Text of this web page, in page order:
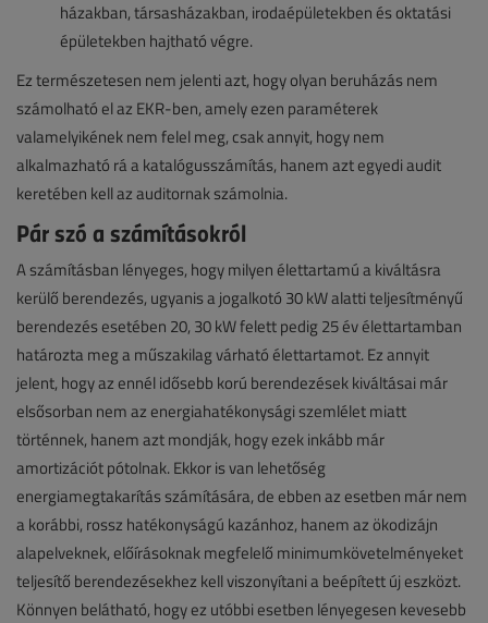
házakban, társasházakban, irodaépületekben és oktatási
épületekben hajtható végre.
Ez természetesen nem jelenti azt, hogy olyan beruházás nem
számolható el az EKR-ben, amely ezen paraméterek
valamelyikének nem felel meg, csak annyit, hogy nem
alkalmazható rá a katalógusszámítás, hanem azt egyedi audit
keretében kell az auditornak számolnia.
Pár szó a számításokról
A számításban lényeges, hogy milyen élettartamú a kiváltásra
kerülő berendezés, ugyanis a jogalkotó 30 kW alatti teljesítményű
berendezés esetében 20, 30 kW felett pedig 25 év élettartamban
határozta meg a műszakilag várható élettartamot. Ez annyit
jelent, hogy az ennél idősebb korú berendezések kiváltásai már
elsősorban nem az energiahatékonysági szemlélet miatt
történnek, hanem azt mondják, hogy ezek inkább már
amortizációt pótolnak. Ekkor is van lehetőség
energiamegtakarítás számítására, de ebben az esetben már nem
a korábbi, rossz hatékonyságú kazánhoz, hanem az ökodizájn
alapelveknek, előírásoknak megfelelő minimumkövetelményeket
teljesítő berendezésekhez kell viszonyítani a beépített új eszközt.
Könnyen belátható, hogy ez utóbbi esetben lényegesen kevesebb